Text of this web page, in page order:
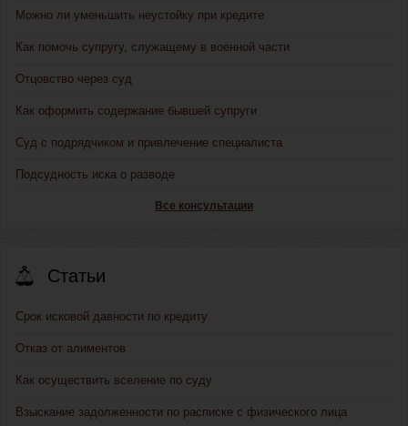
Можно ли уменьшить неустойку при кредите
Как помочь супругу, служащему в военной части
Отцовство через суд
Как оформить содержание бывшей супруги
Суд с подрядчиком и привлечение специалиста
Подсудность иска о разводе
Все консультации
Статьи
Срок исковой давности по кредиту
Отказ от алиментов
Как осуществить вселение по суду
Взыскание задолженности по расписке с физического лица